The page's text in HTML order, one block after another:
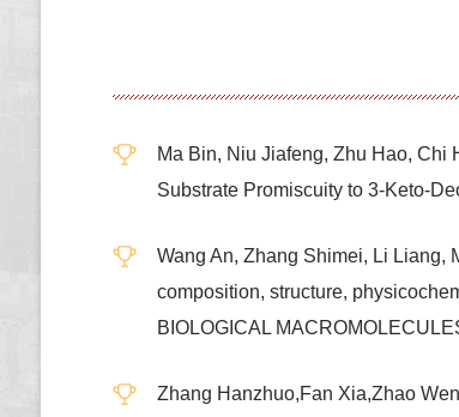
Ma Bin, Niu Jiafeng, Zhu Hao, Chi
Substrate Promiscuity to 3-Keto-
Wang An, Zhang Shimei, Li Liang,
composition, structure,
BIOLOGICAL
Zhang Hanzhuo,Fan Xia,Zhao